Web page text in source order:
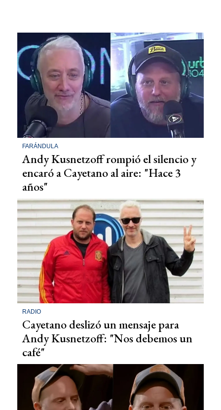
FARÁNDULA
Andy Kusnetzoff rompió el silencio y
encaró a Cayetano al aire: "Hace 3
años"
RADIO
Cayetano deslizó un mensaje para
Andy Kusnetzoff: "Nos debemos un
café"